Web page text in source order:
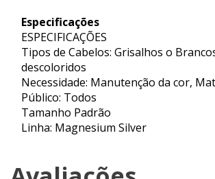
Especificações
ESPECIFICAÇÕES
Tipos de Cabelos: Grisalhos o
descoloridos
Necessidade: Manutenção da cor,
Público: Todos
Tamanho Padrão
Linha: Magnesium Silver